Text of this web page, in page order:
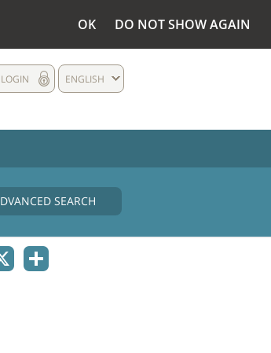
OK DO NOT SHOW AGAIN
ENGLISH
LOGIN
SEARCH